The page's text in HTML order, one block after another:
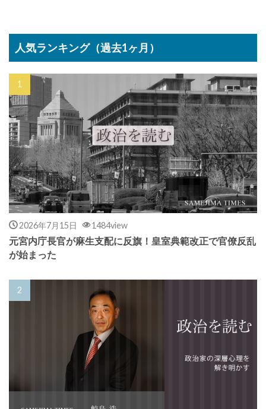
人気ランキング（過去1ヶ月）
2026年7月15日 1484view
元宮内庁長官が麻生支配に反旗！皇室典範改正で官僚反乱
が始まった